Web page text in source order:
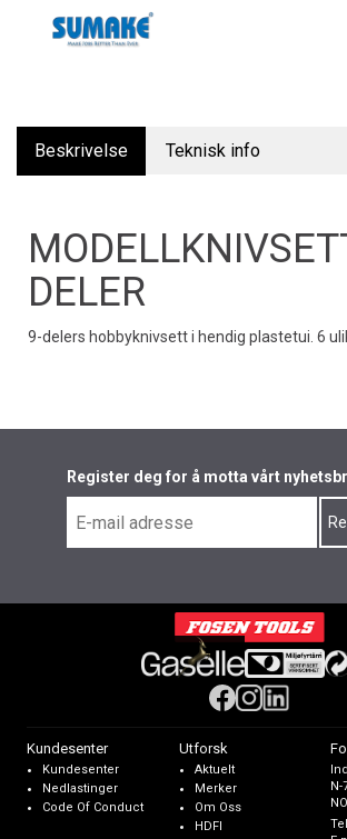
Beskrivelse Teknisk info
DELER
9-delers hobbyknivsett i hendig plastetui. 6
Register deg for å motta vårt
Kundesenter
Kundesenter
Nedlastinger
Code Of Conduct
Utforsk
Aktuelt
Merker
Om Oss
HDFI